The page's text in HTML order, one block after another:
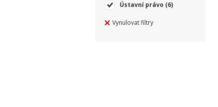
Ústavní právo (6)
Vynulovat filtry